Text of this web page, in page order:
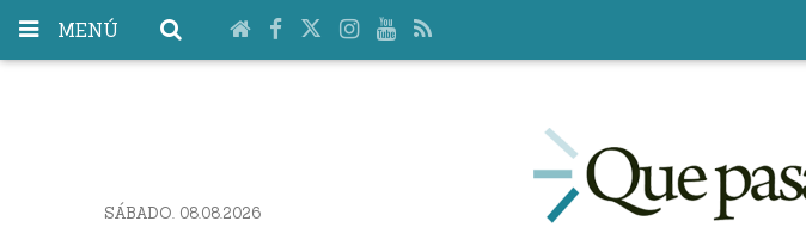
MENÚ
SÁBADO. 08.08.2026